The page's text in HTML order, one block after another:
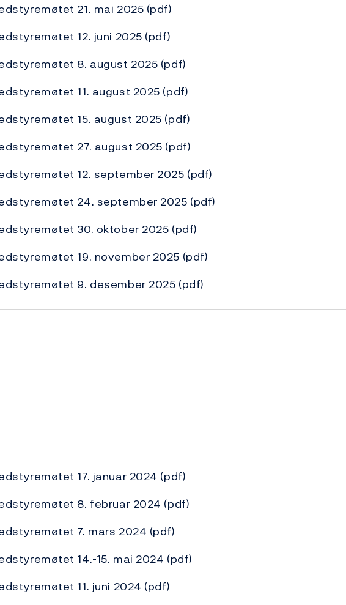
21. mai 2025 (pdf)
12. juni 2025 (pdf)
8. august 2025 (pdf)
11. august 2025 (pdf)
15. august 2025 (pdf)
27. august 2025 (pdf)
12. september 2025 (pdf)
24. september 2025 (pdf)
30. oktober 2025 (pdf)
19. november 2025 (pdf)
9. desember 2025 (pdf)
17. januar 2024 (pdf)
8. februar 2024 (pdf)
7. mars 2024 (pdf)
14.-15. mai 2024 (pdf)
11. juni 2024 (pdf)